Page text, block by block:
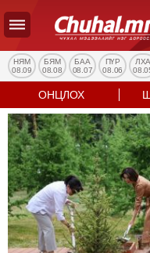
УЛС
ТӨР
НИЙГЭМ
ЗАСАГ
ЭРҮҮЛ
МЭНД
СПОРТ
БОЛОВСРОЛ
ENTERTAINMENT
ДЭЛХИЙН
НЯМ
08.09
БЯМ
08.08
БАА
08.07
ПҮР
08.06
ЛХА
ОНЦЛОХ